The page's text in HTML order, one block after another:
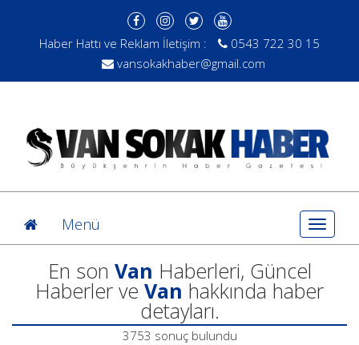
Haber Hattı ve Reklam İletişim :
0543 722 30 15
vansokakhaber@gmail.com
Toggle
Menü
En son Van Haberleri, Güncel
Haberler ve Van hakkında haber
detayları.
3753 sonuç bulundu